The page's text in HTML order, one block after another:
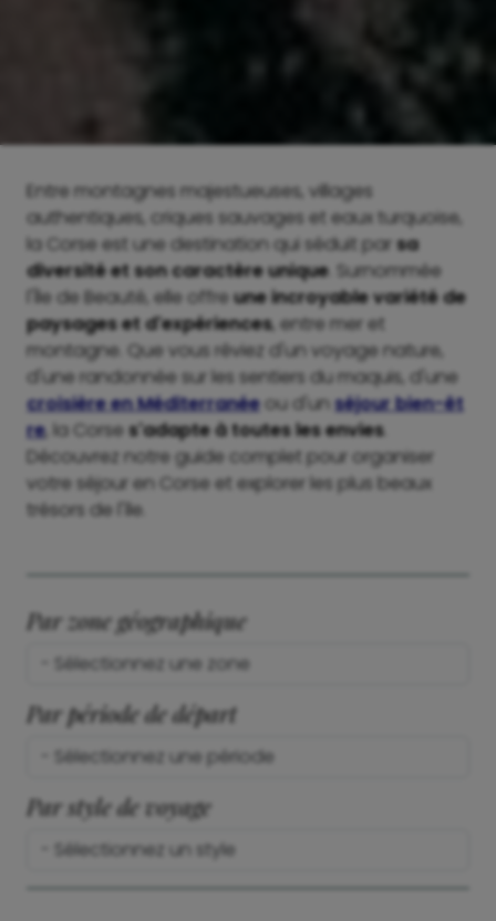
Entre montagnes majestueuses, villages
authentiques, criques sauvages et eaux turquoise,
la Corse est une destination qui séduit par sa
diversité et son caractère unique. Surnommée
l'Île de Beauté, elle offreune incroyable variété de
paysages et d'expériences, entre mer et
montagne. Que vous rêviez d'un voyage nature,
d'une randonnée sur les sentiers du maquis, d'une
croisière en Méditerranéeou d'un séjour bien-êt
re, la Corse s'adapte à toutes les envies.
Découvrez notre guide complet pour organiser
votre séjour en Corse et explorer les plus beaux
trésors de l'île.
Par zone géographique
Par période de départ
Par style de voyage